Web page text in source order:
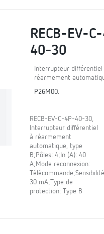
RECB-EV-
40-30
Interrupteur différentiel
réarmement
P26M00.
RECB-EV-C-4P-40-30,
Interrupteur différentiel
à réarmement
automatique, type
B;Pôles: 4;In (A): 40
A;Mode reconnexion:
30 mA;Type de
protection: Type B